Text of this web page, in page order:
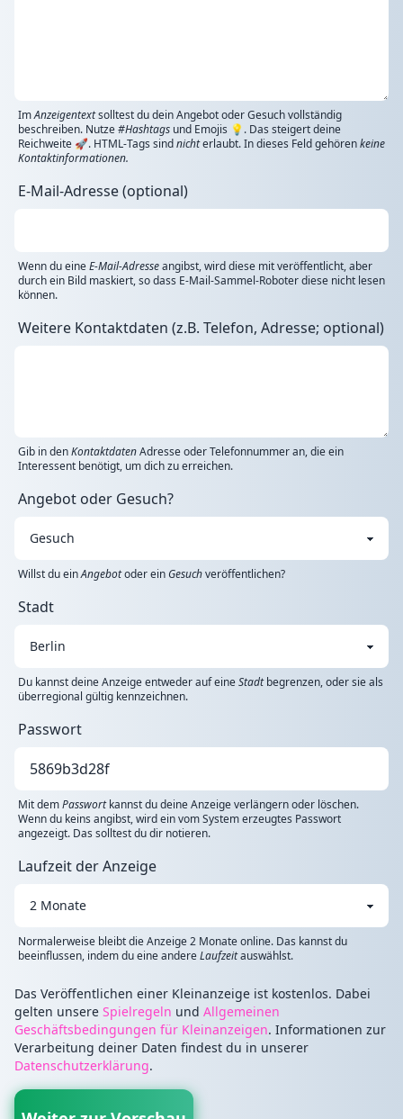
ImAnzeigentextsolltest du dein Angebot oder Gesuch vollständig
beschreiben. Nutze#Hashtags und Emojis 💡. Das steigert deine
Reichweite 🚀. HTML-Tags sindnichterlaubt. In dieses Feld gehörenkeine
Kontaktinformationen.
E-Mail-Adresse (optional)
Wenn du eineE-Mail-Adresseangibst, wird diese mit veröffentlicht, aber
durch ein Bild maskiert, so dass E-Mail-Sammel-Roboter diese nicht lesen
können.
Weitere Kontaktdaten (z.B. Telefon, Adresse; optional)
Gib in denKontaktdatenAdresse oder Telefonnummer an, die ein
Interessent benötigt, um dich zu erreichen.
Angebot oder Gesuch?
Willst du einAngebotoder einGesuchveröffentlichen?
Stadt
Du kannst deine Anzeige entweder auf eineStadtbegrenzen, oder sie als
überregional gültig kennzeichnen.
Passwort
Mit demPasswortkannst du deine Anzeige verlängern oder löschen.
Wenn du keins angibst, wird ein vom System erzeugtes Passwort
angezeigt. Das solltest du dir notieren.
Laufzeit der Anzeige
Normalerweise bleibt die Anzeige 2 Monate online. Das kannst du
beeinflussen, indem du eine andereLaufzeitauswählst.
Das Veröffentlichen einer Kleinanzeige ist kostenlos. Dabei
gelten unsere Spielregeln und Allgemeinen
Geschäftsbedingungen für Kleinanzeigen. Informationen zur
Verarbeitung deiner Daten findest du in unserer
Datenschutzerklärung.